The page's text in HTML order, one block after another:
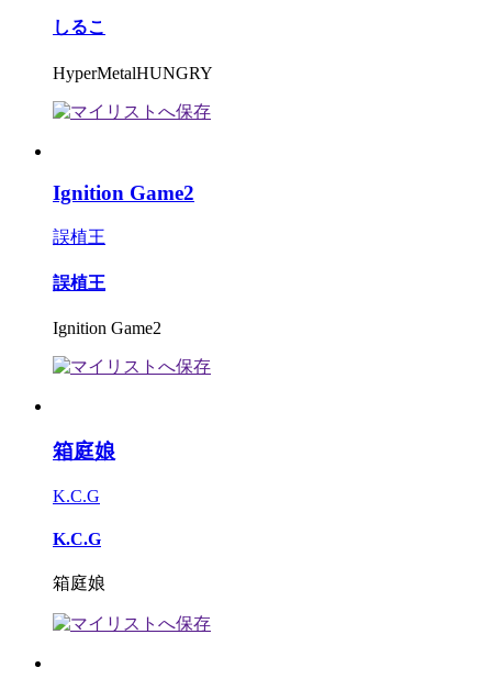
しるこ
HyperMetalHUNGRY
Ignition Game2
誤植王
誤植王
Ignition Game2
箱庭娘
K.C.G
K.C.G
箱庭娘